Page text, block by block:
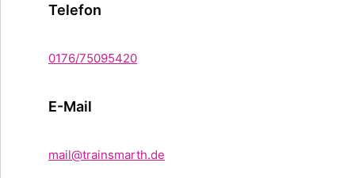
Telefon
0176/75095420
E-Mail
mail@trainsmarth.de